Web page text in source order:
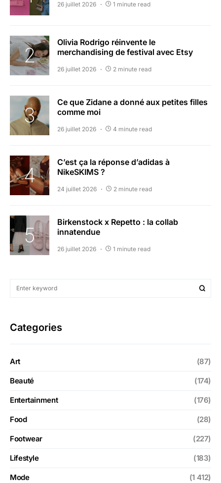
26 juillet 2026 1 minute read
Olivia Rodrigo réinvente le
merchandising de festival avec Etsy
26 juillet 2026 2 minute read
Ce que Zidane a donné aux petites filles
comme moi
26 juillet 2026 4 minute read
C’est ça la réponse d’adidas à
NikeSKIMS ?
24 juillet 2026 2 minute read
Birkenstock x Repetto : la collab
innatendue
26 juillet 2026 1 minute read
Categories
Art (87)
Beauté (174)
Entertainment (176)
Food (28)
Footwear (227)
Lifestyle (183)
Mode (1 412)